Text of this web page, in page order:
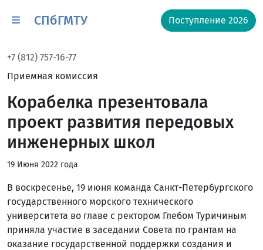
СПбГМТУ Поступление 2026
+7 (812) 757-16-77
Приемная комиссия
Корабелка презентовала
проект развития передовых
инженерных школ
19 Июня 2022 года
В воскресенье, 19 июня команда Санкт-Петербургского
государственного морского технического
университета во главе с ректором Глебом Туричиным
приняла участие в заседании Совета по грантам на
оказание государственной поддержки создания и